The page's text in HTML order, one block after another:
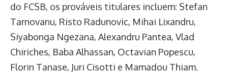
do FCSB, os prováveis titulares incluem: Stefan
Tarnovanu, Risto Radunovic, Mihai Lixandru,
Siyabonga Ngezana, Alexandru Pantea, Vlad
Chiriches, Baba Alhassan, Octavian Popescu,
Florin Tanase, Juri Cisotti e Mamadou Thiam.